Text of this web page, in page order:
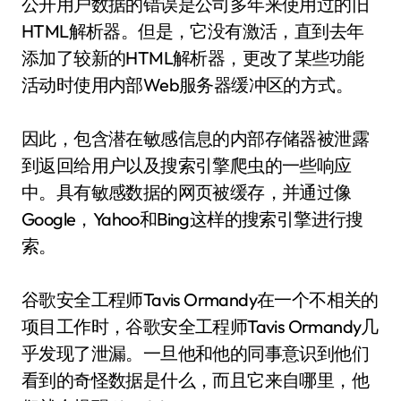
HTML解析器。但是，它没有激活，直到去年
添加了较新的HTML解析器，更改了某些功能
活动时使用内部Web服务器缓冲区的方式。
因此，包含潜在敏感信息的内部存储器被泄露
到返回给用户以及搜索引擎爬虫的一些响应
中。具有敏感数据的网页被缓存，并通过像
Google，Yahoo和Bing这样的搜索引擎进行搜
索。
谷歌安全工程师Tavis Ormandy在一个不相关的
项目工作时，谷歌安全工程师Tavis Ormandy几
乎发现了泄漏。一旦他和他的同事意识到他们
看到的奇怪数据是什么，而且它来自哪里，他